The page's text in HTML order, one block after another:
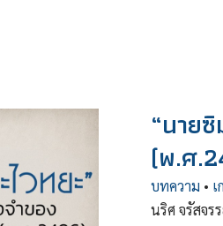
“นาย
(พ.ศ
บทความ •
นริศ จรัสจร